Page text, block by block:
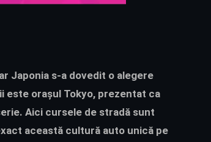
Japonia s-a dovedit o alegere
este orașul Tokyo, prezentat ca
Aici cursele de stradă sunt
această cultură auto unică pe